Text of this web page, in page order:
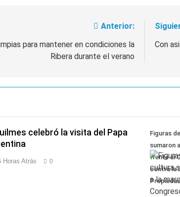
Anterior:
para mantener en condiciones la
Ribera durante el verano
Con
celebró la visita del Papa
Horas Atrás 0
Figuras
sumaron
frente al
contra la